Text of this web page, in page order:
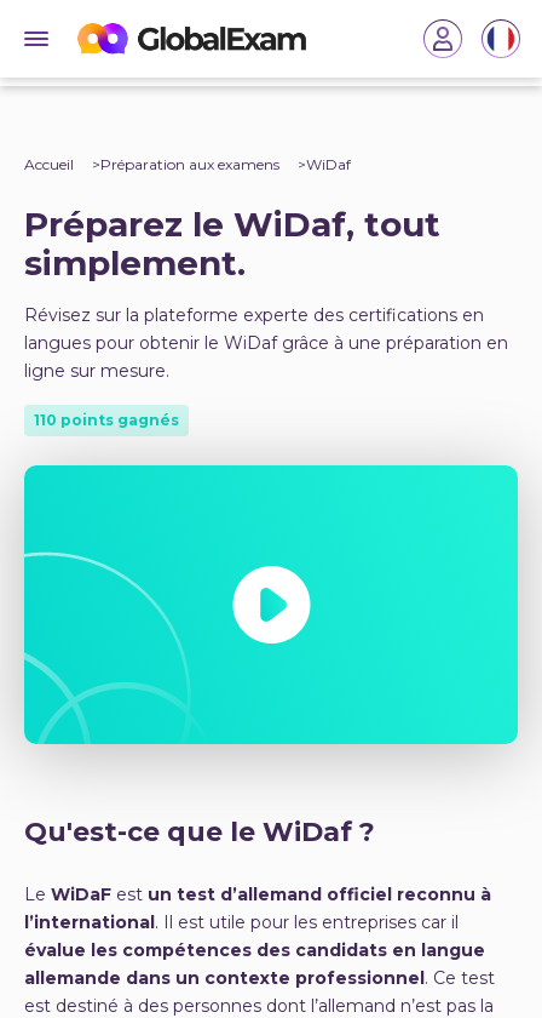
Accueil Préparation aux examens WiDaf
Préparez le WiDaf, tout
simplement.
Révisez sur la plateforme experte des certifications en
langues pour obtenir le WiDaf grâce à une préparation en
ligne sur mesure.
110 points gagnés
Qu'est-ce que le WiDaf ?
Le WiDaF est un test d’allemand officiel reconnu à
l’international. Il est utile pour les entreprises car il
évalue les compétences des candidats en langue
allemande dans un contexte professionnel. Ce test
est destiné à des personnes dont l’allemand n’est pas la